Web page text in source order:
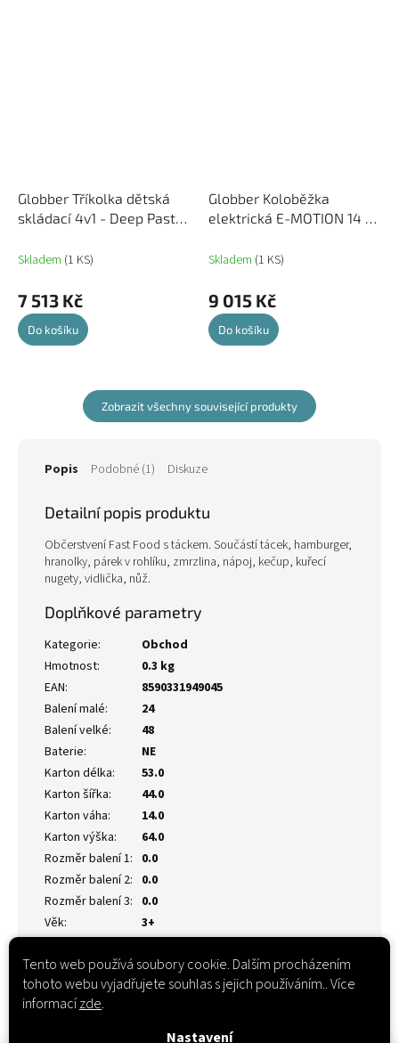
Tento web používá soubory cookie. Dalším procházením
tohoto webu vyjadřujete souhlas s jejich používáním.. Více
informacízde.
Nastavení
Globber Tříkolka dětská
skládací 4v1 - Deep Pastel
Skladem (1 KS)
7 513 Kč
Do košíku
Globber Koloběžka
elektrická E-MOTION 14 -
Skladem (1 KS)
9 015 Kč
Do košíku
Zobrazit všechny související produkty
Popis Podobné (1) Diskuze
Detailní popis produktu
Občerstvení Fast Food s táckem. Součástí tácek, hamburger,
hranolky, párek v rohlíku, zmrzlina, nápoj, kečup, kuřecí
nugety, vidlička, nůž.
Doplňkové parametry
Kategorie:
Obchod
Hmotnost:
0.3 kg
EAN:
8590331949045
Balení malé:
24
Balení velké:
48
Baterie:
NE
Karton délka:
53.0
Karton šířka:
44.0
Karton váha:
14.0
Karton výška:
64.0
Rozměr balení 1: 0.0
Rozměr balení 2: 0.0
Rozměr balení 3: 0.0
Věk: 3+